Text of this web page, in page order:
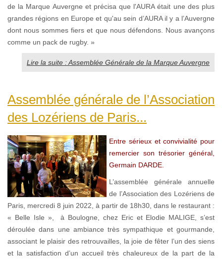
de la Marque Auvergne et précisa que l'AURA était une des plus
grandes régions en Europe et qu'au sein d’AURA il y a l’Auvergne
dont nous sommes fiers et que nous défendons. Nous avançons
comme un pack de rugby. »
Lire la suite : Assemblée Générale de la Marque Auvergne
Assemblée générale de l’Association
des Lozériens de Paris...
Entre sérieux et convivialité pour
remercier son trésorier général,
Germain DARDE.
L’assemblée générale annuelle
de l’Association des Lozériens de
Paris, mercredi 8 juin 2022, à partir de 18h30, dans le restaurant :
« Belle Isle », à Boulogne, chez Eric et Elodie MALIGE, s’est
déroulée dans une ambiance très sympathique et gourmande,
associant le plaisir des retrouvailles, la joie de fêter l’un des siens
et la satisfaction d’un accueil très chaleureux de la part de la